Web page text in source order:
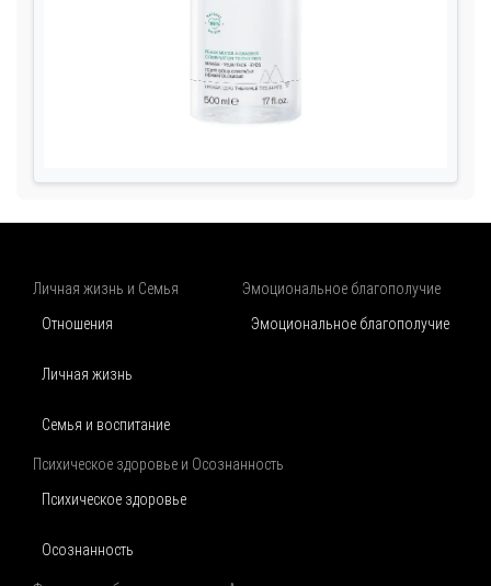
Личная жизнь и Семья
Отношения
Личная жизнь
Семья и воспитание
Эмоциональное благополучие
Эмоциональное благополучие
Психическое здоровье и Осознанность
Психическое здоровье
Осознанность